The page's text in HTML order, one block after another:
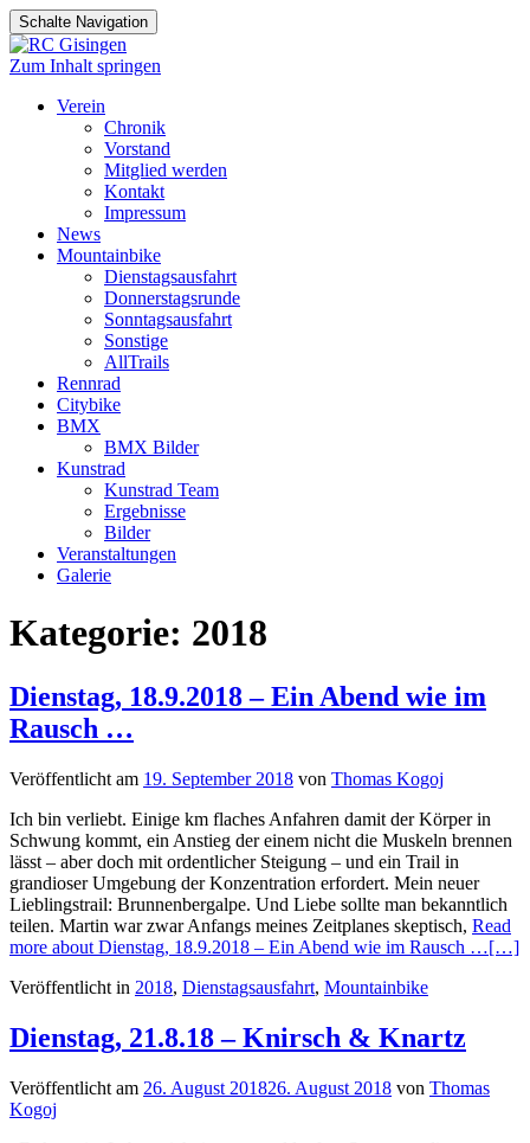
Schalte Navigation
Zum Inhalt springen
Verein
Chronik
Vorstand
Mitglied werden
Kontakt
Impressum
News
Mountainbike
Dienstagsausfahrt
Donnerstagsrunde
Sonntagsausfahrt
Sonstige
AllTrails
Rennrad
Citybike
BMX
BMX Bilder
Kunstrad
Kunstrad Team
Ergebnisse
Bilder
Veranstaltungen
Galerie
Kategorie: 2018
Dienstag, 18.9.2018 – Ein Abend wie im
Rausch …
Veröffentlicht am 19. September 2018 von Thomas Kogoj
Ich bin verliebt. Einige km flaches Anfahren damit der Körper in
Schwung kommt, ein Anstieg der einem nicht die Muskeln brennen
lässt – aber doch mit ordentlicher Steigung – und ein Trail in
grandioser Umgebung der Konzentration erfordert. Mein neuer
Lieblingstrail: Brunnenbergalpe. Und Liebe sollte man bekanntlich
teilen. Martin war zwar Anfangs meines Zeitplanes skeptisch, Read
more about Dienstag, 18.9.2018 – Ein Abend wie im Rausch …[…]
Veröffentlicht in 2018, Dienstagsausfahrt, Mountainbike
Dienstag, 21.8.18 – Knirsch & Knartz
Veröffentlicht am 26. August 201826. August 2018 von Thomas
Kogoj